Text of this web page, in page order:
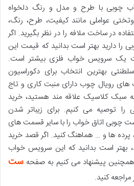
چوبی با طرح و مدل و رنگ دلخواه
عواملی مانند کیفیت، طرح، رنگ،
در ساخت ملافه را در نظر بگیرید. اگر
دارید بهتر است بدانید که قیمت این
یک سرویس خواب فلزی بیشتر است.
بهترین انتخاب برای دکوراسیون
رویال چوب دارای منبت کاری و تاج
سبک کلاسیک علاقه مند هستید، خرید
را توصیه می کنیم. برای زیباتر شدن
چوبی اتاق خواب را با سایر قسمت های
پرده ها و … هماهنگ کنید. اگر قصد خرید
بهتر است بدانید که این سرویس خواب
پیشنهاد می کنیم به صفحه ست
مراجعه کنید.